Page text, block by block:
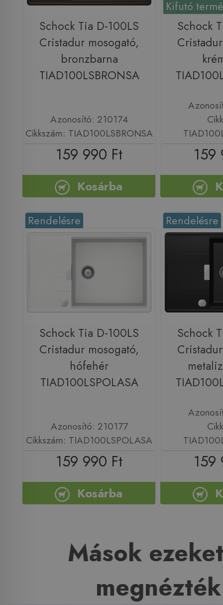
Schock Tia D-100LS
Cristadur mosogató,
bronzbarna
TIAD100LSBRONSA
Azonosító: 210174
Cikkszám: TIAD100LSBRONSA
159 990 Ft
Kosárba
Kifutó
Schock
159
Rendelésre
Schock Tia D-100LS
Cristadur mosogató,
hófehér
TIAD100LSPOLASA
Azonosító: 210177
Cikkszám: TIAD100LSPOLASA
159 990 Ft
Kosárba
Rendelésre
Schock
159
Mások
megnézték